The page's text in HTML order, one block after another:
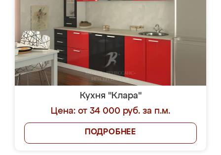
Кухня "Клара"
Цена: от 34 000 руб. за п.м.
ПОДРОБНЕЕ